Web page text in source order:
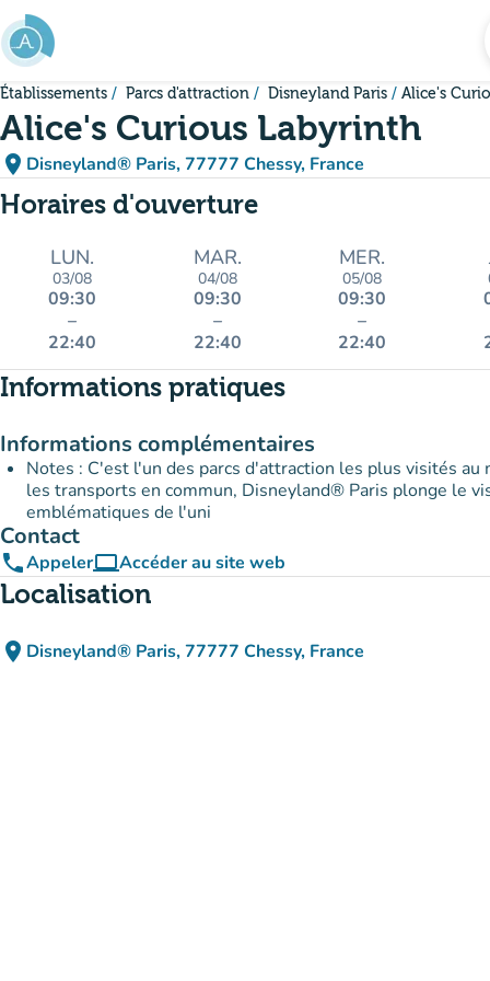
Aller au contenu principal
Établissements Parcs d'attraction Disneyland Paris Alice's
Alice's Curious Labyrinth
place Disneyland® Paris, 77777 Chessy, France
(ouvrir dans Google Maps)
(nouvel onglet)
Horaires d'ouverture
LUN.
03/08
09:30
–
22:40
MAR.
04/08
09:30
–
22:40
MER.
05/08
09:30
–
22:40
Informations pratiques
Informations complémentaires
Notes : C'est l'un des parcs d'attraction les plus visités
les transports en commun, Disneyland® Paris plonge le
emblématiques de l'uni
Contact
phoneAppelercomputerAccéder au site web
(nouvel onglet)
Localisation
place Disneyland® Paris, 77777 Chessy, France
(ouvrir dans Google Maps)
(nouvel onglet)